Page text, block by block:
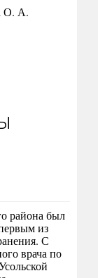
О. А.
района был
из
С
врача по